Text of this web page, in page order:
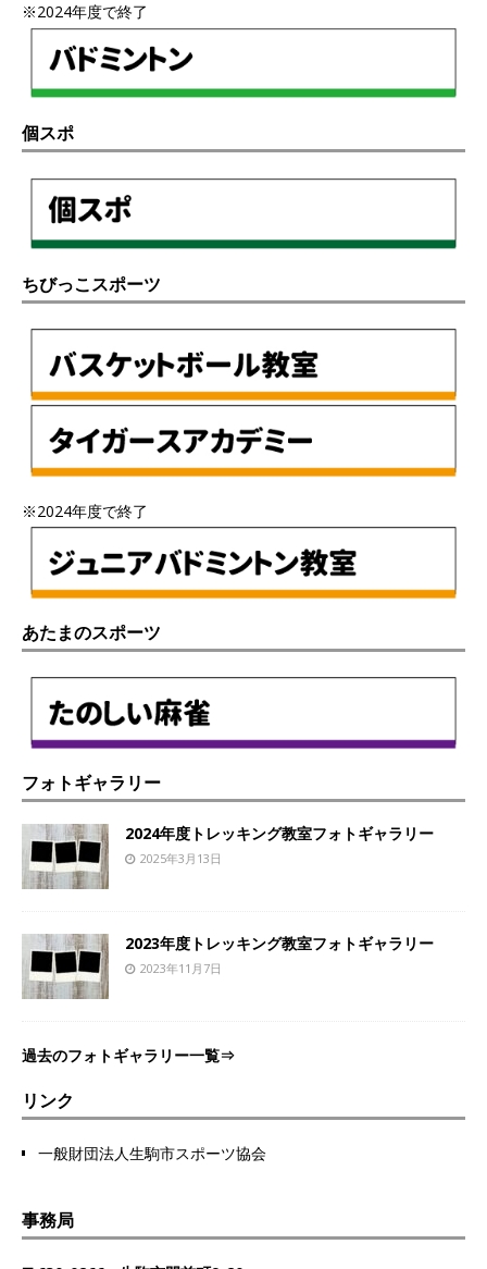
※2024年度で終了
個スポ
ちびっこスポーツ
※2024年度で終了
あたまのスポーツ
フォトギャラリー
2024年度トレッキング教室フォトギャラリー
2025年3月13日
2023年度トレッキング教室フォトギャラリー
2023年11月7日
過去のフォトギャラリー一覧⇒
リンク
一般財団法人生駒市スポーツ協会
事務局